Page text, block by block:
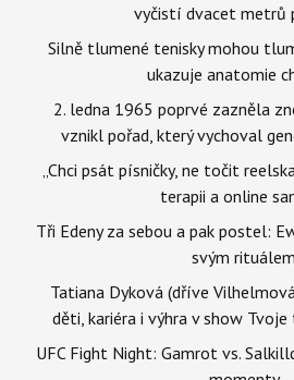
vyčistí dvacet metrů
Silně tlumené tenisky mohou
ukazuje anatomie
2. ledna 1965 poprvé zazněla
vznikl pořad, který vychoval
„Chci psát písničky, ne točit
terapii a online
Tři Edeny za sebou a pak postel:
svým rituálem
Tatiana Dyková (dříve
děti, kariéra i výhra v show
UFC Fight Night: Gamrot vs.